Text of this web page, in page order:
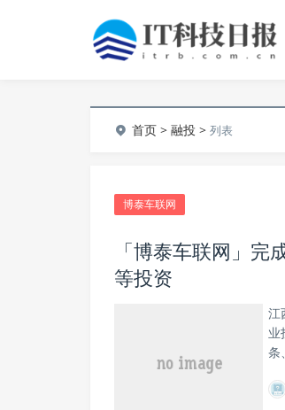
首页 >融投 >列表
博泰车联网
「博泰车联网」
等投资
江
业
条